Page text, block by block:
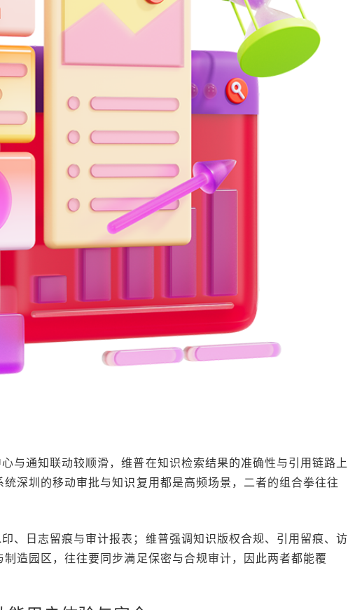
与通知联动较顺滑，维普在知识检索结果的准确性与引用链路上
深圳的移动审批与知识复用都是高频场景，二者的组合拳往往
、日志留痕与审计报表；维普强调知识版权合规、引用留痕、访
造园区，往往要同步满足保密与合规审计，因此两者都能覆